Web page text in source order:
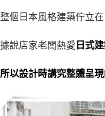
整個日本風格建築佇立
據說店家老闆熱愛 日式建
所以設計時講究整體呈現